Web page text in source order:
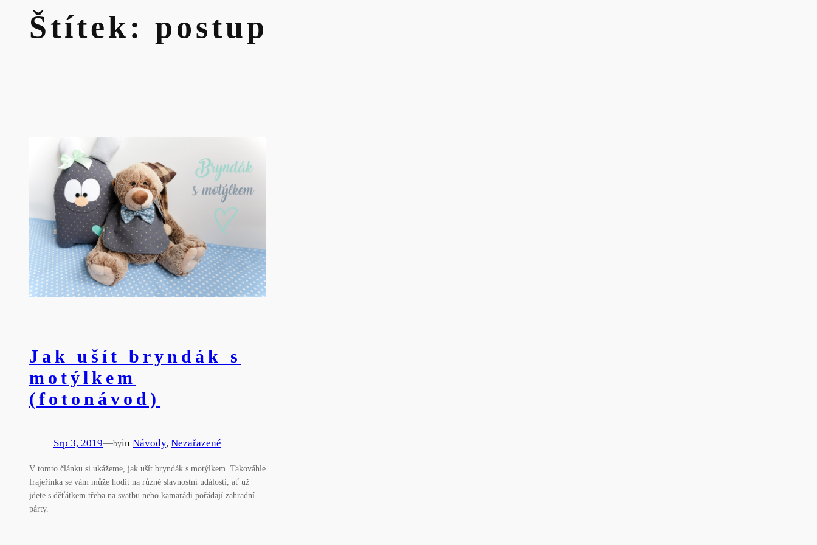
Štítek: postup
Jak ušít bryndák s
motýlkem
(fotonávod)
Srp 3, 2019—byin Návody, Nezařazené
V tomto článku si ukážeme, jak ušít bryndák s motýlkem. Takováhle
frajeřinka se vám může hodit na různé slavnostní události, ať už
jdete s děťátkem třeba na svatbu nebo kamarádi pořádají zahradní
párty.